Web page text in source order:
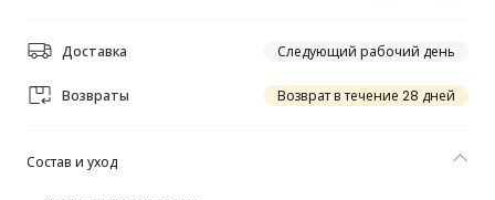
Доставка Следующий рабочий день
Возвраты Возврат в течение 28 дней
Состав и уход